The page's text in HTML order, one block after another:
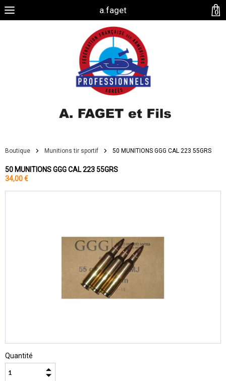
a.faget
Boutique Munitions tir sportif 50 MUNITIONS GGG CAL 223 55GRS
50 MUNITIONS GGG CAL 223 55GRS
34,00 €
Quantité
0